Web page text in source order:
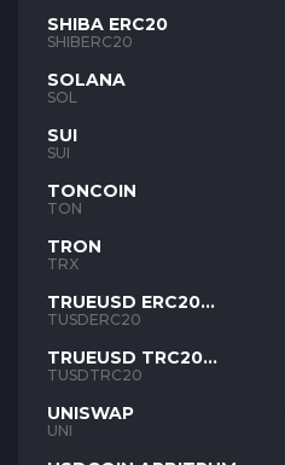
SHIBA ERC20
SHIBERC20
SOLANA
SOL
SUI
SUI
TONCOIN
TON
TRON
TRX
TRUEUSD ERC20
TUSD
TUSDERC20
TRUEUSD TRC20
TUSD
TUSDTRC20
UNISWAP
UNI